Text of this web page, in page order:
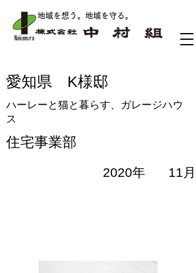
地域を想う。地域を守る 。
愛知県 K様邸
ハーレーと猫と暮らす、ガレージハウ
ス
住宅事業部
2020年 11月